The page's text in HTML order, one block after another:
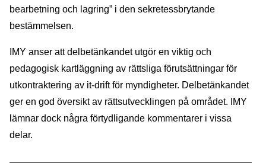
bearbetning och lagring” i den sekretessbrytande
bestämmelsen.
IMY anser att delbetänkandet utgör en viktig och
pedagogisk kartläggning av rättsliga förutsättningar för
utkontraktering av it-drift för myndigheter. Delbetänkandet
ger en god översikt av rättsutvecklingen på området. IMY
lämnar dock några förtydligande kommentarer i vissa
delar.